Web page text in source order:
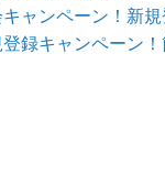
ャンペーン！新
録キャンペーン